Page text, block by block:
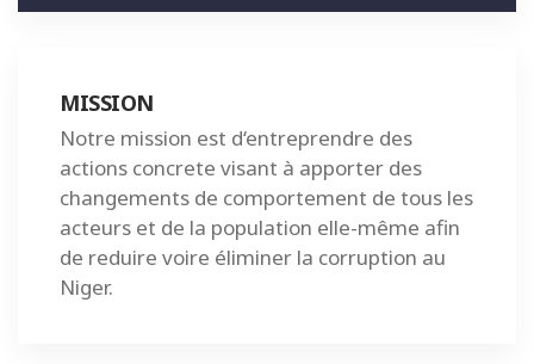
MISSION
Notre mission est d‘entreprendre des
actions concrete visant à apporter des
changements de comportement de tous les
acteurs et de la population elle-même afin
de reduire voire éliminer la corruption au
Niger.